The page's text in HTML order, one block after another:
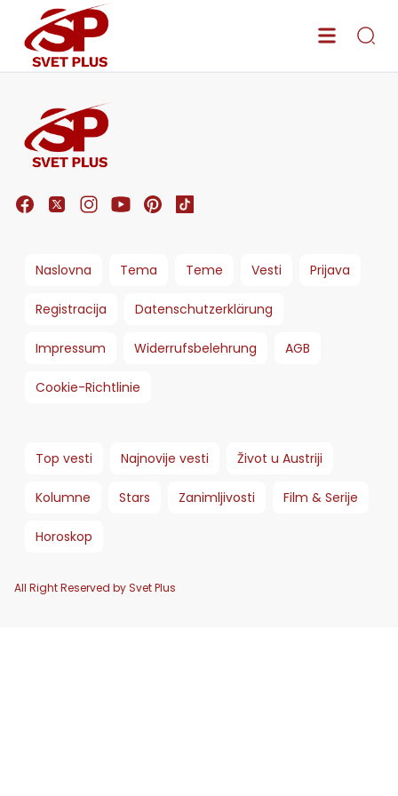
Naslovna Tema Teme Vesti Prijava
Registracija Datenschutzerklärung
Impressum Widerrufsbelehrung AGB
Cookie-Richtlinie
Top vesti Najnovije vesti Život u Austriji
Kolumne Stars Zanimljivosti Film & Serije
Horoskop
All Right Reserved by Svet Plus